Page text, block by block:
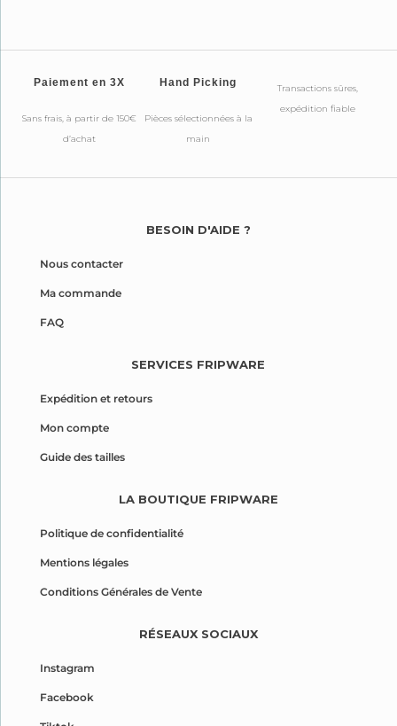
Paiement en 3X
Sans frais, à partir de 150€
d’achat
Hand Picking
Pièces sélectionnées à la
main
Transactions sûres,
expédition fiable
BESOIN D'AIDE ?
Nous contacter
Ma commande
FAQ
SERVICES FRIPWARE
Expédition et retours
Mon compte
Guide des tailles
LA BOUTIQUE FRIPWARE
Politique de confidentialité
Mentions légales
Conditions Générales de Vente
RÉSEAUX SOCIAUX
Instagram
Facebook